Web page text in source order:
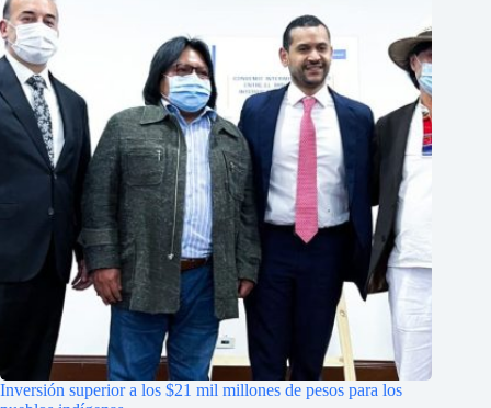
Inversión superior a los $21 mil millones de pesos para los